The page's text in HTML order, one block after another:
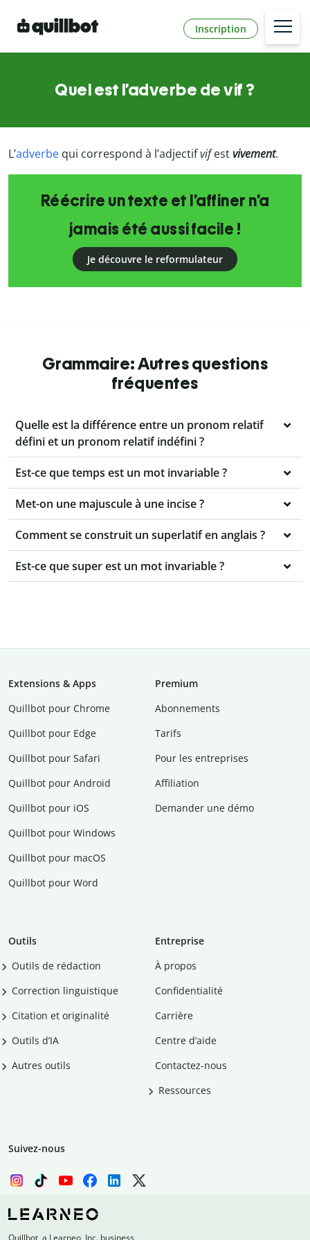
Inscription
Quel est l’adverbe de vif ?
L’adverbe qui correspond à l’adjectifvifestvivement.
Réécrire un texte et l’affiner n’a
jamais été aussi facile !
Je découvre le reformulateur
Grammaire: Autres questions
fréquentes
Quelle est la différence entre un pronom relatif
défini et un pronom relatif indéfini ?
Est-ce que temps est un mot invariable ?
Met-on une majuscule à une incise ?
Comment se construit un superlatif en anglais ?
Est-ce que super est un mot invariable ?
Extensions & Apps
Quillbot pour Chrome
Quillbot pour Edge
Quillbot pour Safari
Quillbot pour Android
Quillbot pour iOS
Quillbot pour Windows
Quillbot pour macOS
Quillbot pour Word
Premium
Abonnements
Tarifs
Pour les entreprises
Affiliation
Demander une démo
Outils
Outils de rédaction
Correction linguistique
Citation et originalité
Outils d’IA
Autres outils
Entreprise
À propos
Confidentialité
Carrière
Centre d’aide
Contactez-nous
Ressources
Suivez-nous